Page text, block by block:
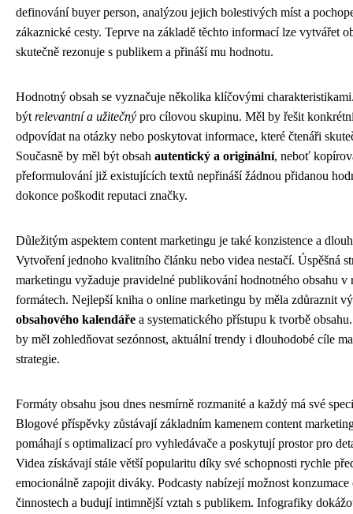
definování buyer person, analýzou jejich bolestivých míst a
zákaznické cesty. Teprve na základě těchto informací lze vytvářet
skutečně rezonuje s publikem a přináší mu hodnotu.
Hodnotný obsah se vyznačuje několika klíčovými
být relevantní a užitečný pro cílovou skupinu. Měl by řešit
odpovídat na otázky nebo poskytovat informace, které čtenáři
Současně by měl být obsah autentický a originální, neboť
přeformulování již existujících textů nepřináší žádnou přidanou
dokonce poškodit reputaci značky.
Důležitým aspektem content marketingu je také konzistence a
Vytvoření jednoho kvalitního článku nebo videa nestačí. Úspěšná
marketingu vyžaduje pravidelné publikování hodnotného obsahu v
formátech. Nejlepší kniha o online marketingu by měla zdůraznit
obsahového kalendáře a systematického přístupu k tvorbě
by měl zohledňovat sezónnost, aktuální trendy i dlouhodobé cíle
strategie.
Formáty obsahu jsou dnes nesmírně rozmanité a každý má své
Blogové příspěvky zůstávají základním kamenem content
pomáhají s optimalizací pro vyhledávače a poskytují prostor pro
Videa získávají stále větší popularitu díky své schopnosti rychle
emocionálně zapojit diváky. Podcasty nabízejí možnost
činnostech a budují intimnější vztah s publikem. Infografiky